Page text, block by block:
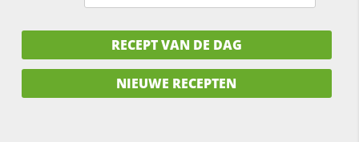
RECEPT VAN DE DAG
NIEUWE RECEPTEN